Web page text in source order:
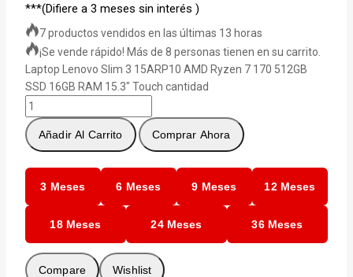
***(Difiere a 3 meses sin interés )
7 productos vendidos en las últimas 13 horas
¡Se vende rápido! Más de 8 personas tienen en su carrito.
Laptop Lenovo Slim 3 15ARP10 AMD Ryzen 7 170 512GB
SSD 16GB RAM 15.3″ Touch cantidad
Añadir Al Carrito Comprar Ahora
3 Meses 6 Meses 9 Meses 12 Meses
18 Meses 24 Meses 36 Meses
Compare Wishlist